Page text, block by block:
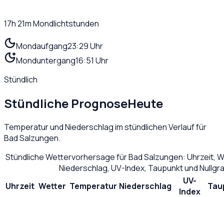
17h 21mMondlichtstunden
Mondaufgang23:29 Uhr
Monduntergang16:51 Uhr
Stündlich
Stündliche PrognoseHeute
Temperatur und Niederschlag im stündlichen Verlauf für
Bad Salzungen.
Stündliche Wettervorhersage fürBad Salzungen: Uhrzeit,
Niederschlag, UV-Index, Taupunkt und
Uhrzeit Wetter Temperatur Niederschlag
UV-
Index